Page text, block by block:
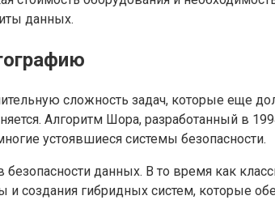
данных.
сложность задач, которые еще
Алгоритм Шора, разработанный в
устоявшиеся системы безопасности.
данных. В то время как
создания гибридных систем, которые